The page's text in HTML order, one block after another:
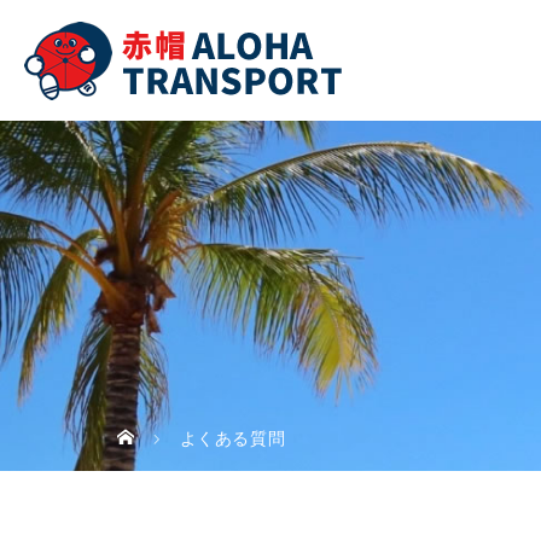
よくある質問